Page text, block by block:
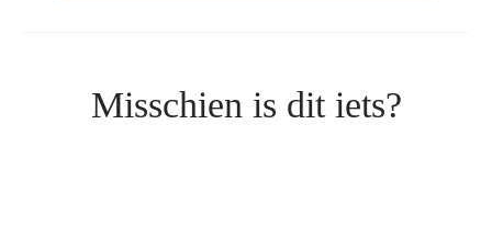
Misschien is dit iets?